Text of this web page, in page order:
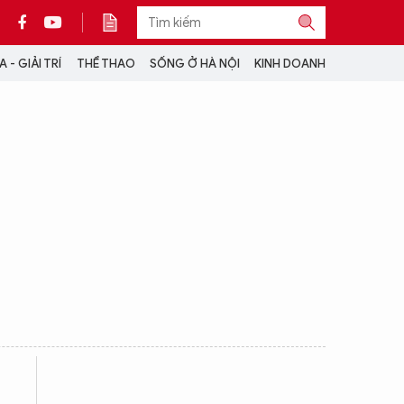
- GIẢI TRÍ THỂ THAO SỐNG Ở HÀ NỘI KINH DOANH